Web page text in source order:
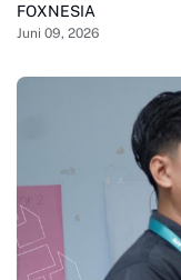
FOXNESIA
Juni 09, 2026